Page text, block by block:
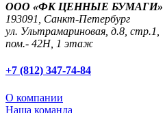
ООО «ФК ЦЕННЫЕ БУМАГИ»
193091, Санкт-Петербург
ул. Ультрамариновая, д.8, стр.1,
пом.- 42Н, 1 этаж
+7 (812) 347-74-84
О компании
Наша команда